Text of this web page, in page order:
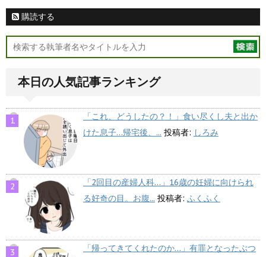
購読する
本日の人気記事ランキング
「これ、どうしたの？！」食い尽くし夫と出か
けた息子…帰宅後、... 投稿者: しろみ
「2回目の産婦人科…」16歳の妊婦に向けられ
る好奇の目。お腹... 投稿者: ふくふく
「帰ってきてくれたのか…」有罪となったぶつ